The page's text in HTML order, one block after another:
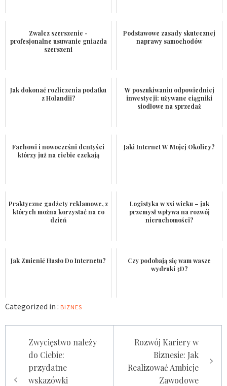
Zwalcz szerszenie -
profesjonalne usuwanie gniazda
szerszeni
Podstawowe zasady skutecznej
naprawy samochodów
Jak dokonać rozliczenia podatku
z Holandii?
W poszukiwaniu odpowiedniej
inwestycji: używane ciągniki
siodłowe na sprzedaż
Fachowi i nowocześni dentyści
którzy już na ciebie czekają
Jaki Internet W Mojej Okolicy?
Praktyczne gadżety reklamowe, z
których można korzystać na co
dzień
Logistyka w xxi wieku – jak
przemysł wpływa na rozwój
nieruchomości?
Jak Zmienić Hasło Do Internetu?
Czy podobają się wam wasze
wydruki 3D?
Categorized in : BIZNES
wpisuZwycięstwo należy
do Ciebie:
przydatne
wskazówki
Rozwój Kariery w
Biznesie: Jak
Realizować Ambicje
Zawodowe